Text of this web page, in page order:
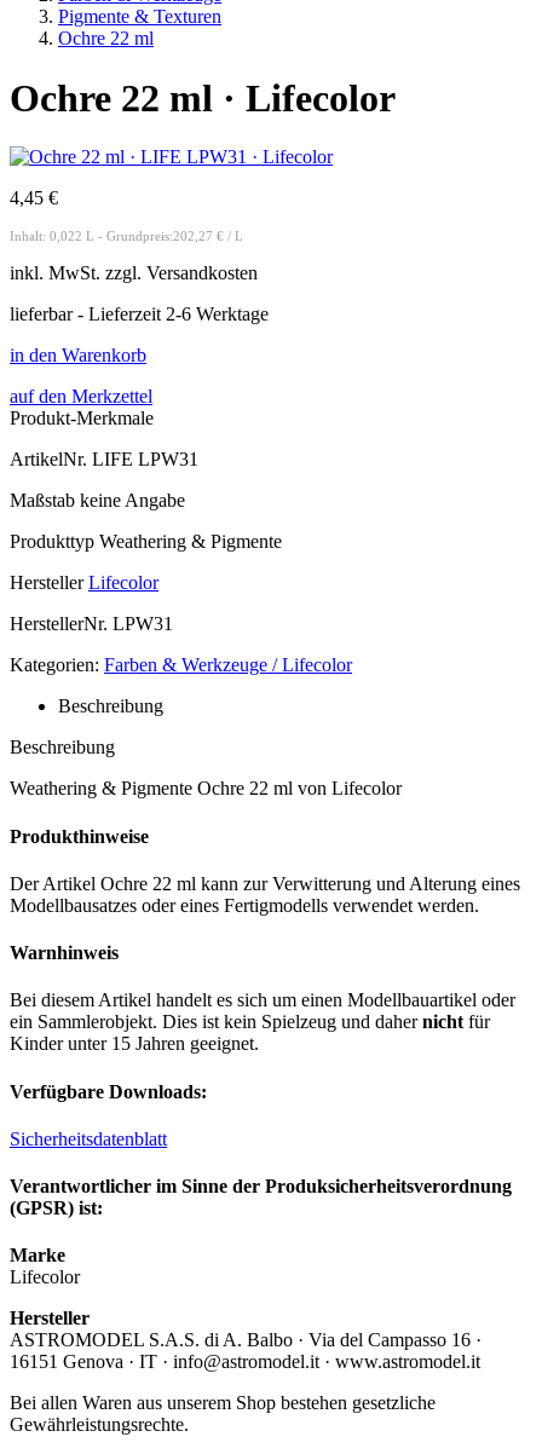
Pigmente & Texturen
Ochre 22 ml
Ochre 22 ml · Lifecolor
4,45 €
Inhalt: 0,022 L - Grundpreis:202,27 € / L
inkl. MwSt. zzgl. Versandkosten
lieferbar - Lieferzeit 2-6 Werktage
in den Warenkorb
auf den Merkzettel
Produkt-Merkmale
ArtikelNr. LIFE LPW31
Maßstab keine Angabe
Produkttyp Weathering & Pigmente
Hersteller Lifecolor
HerstellerNr. LPW31
Kategorien: Farben & Werkzeuge / Lifecolor
Beschreibung
Beschreibung
Weathering & Pigmente Ochre 22 ml von Lifecolor
Produkthinweise
Der Artikel Ochre 22 ml kann zur Verwitterung und Alterung eines
Modellbausatzes oder eines Fertigmodells verwendet werden.
Warnhinweis
Bei diesem Artikel handelt es sich um einen Modellbauartikel oder
ein Sammlerobjekt. Dies ist kein Spielzeug und dahernicht für
Kinder unter 15 Jahren geeignet.
Verfügbare Downloads:
Sicherheitsdatenblatt
Verantwortlicher im Sinne der Produksicherheitsverordnung
(GPSR) ist:
Marke
Lifecolor
Hersteller
ASTROMODEL S.A.S. di A. Balbo · Via del Campasso 16 ·
16151 Genova · IT · info@astromodel.it · www.astromodel.it
Bei allen Waren aus unserem Shop bestehen gesetzliche
Gewährleistungsrechte.